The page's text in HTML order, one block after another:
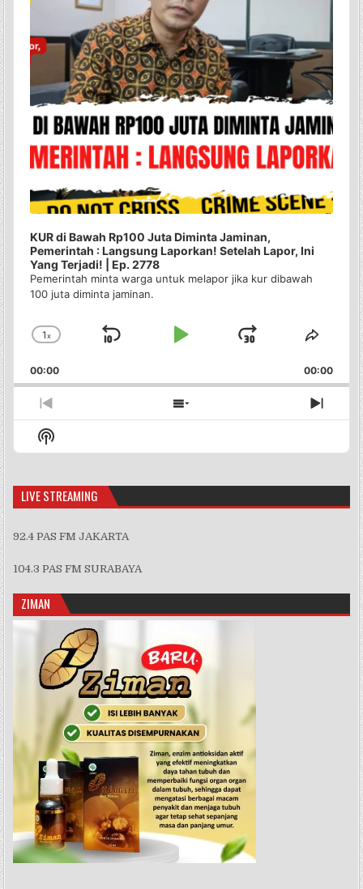
KUR di Bawah Rp100 Juta Diminta Jaminan,
Pemerintah : Langsung Laporkan! Setelah Lapor, Ini
Yang Terjadi! | Ep. 2778
Pemerintah minta warga untuk melapor jika kur dibawah
100 juta diminta jaminan.
Change
Rate
1x
Skip
Play
Jump
Forward
Share
00:00 00:00
Previous
Episode
Show
Episodes
Next
Show
Podcast
LIVE STREAMING
92.4 PAS FM JAKARTA
104.3 PAS FM SURABAYA
ZIMAN